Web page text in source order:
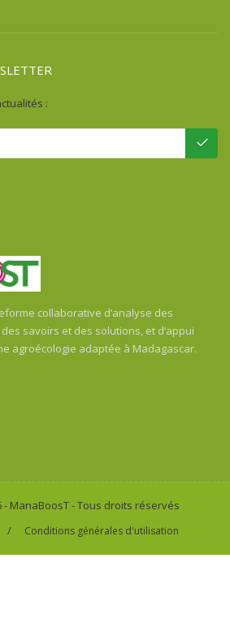
:
collaborative d’analyse des
savoirs et des solutions, et d’appui
agroécologie adaptée à Madagascar.
- ManaBoosT - Tous droits réservés
/ Conditions générales d'utilisation